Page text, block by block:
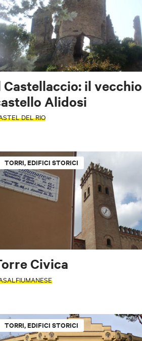
Castellaccio: il vecchio
Alidosi
DEL RIO
TORRI, EDIFICI STORICI
Civica
TORRI, EDIFICI STORICI